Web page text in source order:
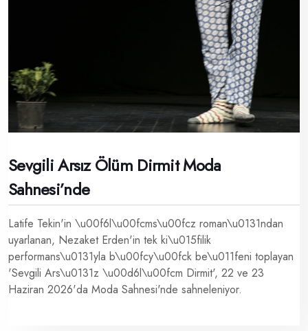
Sevgili Arsız Ölüm Dirmit Moda
Sahnesi’nde
Latife Tekin'in \u00f6l\u00fcms\u00fcz roman\u0131ndan
uyarlanan, Nezaket Erden'in tek ki\u015filik
performans\u0131yla b\u00fcy\u00fck be\u011feni toplayan
'Sevgili Ars\u0131z \u00d6l\u00fcm Dirmit', 22 ve 23
Haziran 2026'da Moda Sahnesi'nde sahneleniyor.